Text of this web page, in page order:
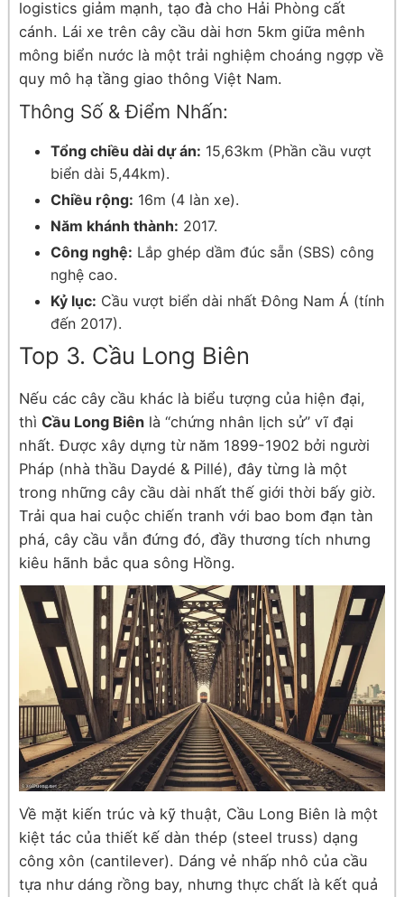
logistics giảm mạnh, tạo đà cho Hải Phòng cất
cánh. Lái xe trên cây cầu dài hơn 5km giữa mênh
mông biển nước là một trải nghiệm choáng ngợp về
quy mô hạ tầng giao thông Việt Nam.
Thông Số & Điểm Nhấn:
Tổng chiều dài dự án: 15,63km (Phần cầu vượt
biển dài 5,44km).
Chiều rộng: 16m (4 làn xe).
Năm khánh thành: 2017.
Công nghệ: Lắp ghép dầm đúc sẵn (SBS) công
nghệ cao.
Kỷ lục: Cầu vượt biển dài nhất Đông Nam Á (tính
đến 2017).
Top 3. Cầu Long Biên
Nếu các cây cầu khác là biểu tượng của hiện đại,
thì Cầu Long Biên là “chứng nhân lịch sử” vĩ đại
nhất. Được xây dựng từ năm 1899-1902 bởi người
Pháp (nhà thầu Daydé & Pillé), đây từng là một
trong những cây cầu dài nhất thế giới thời bấy giờ.
Trải qua hai cuộc chiến tranh với bao bom đạn tàn
phá, cây cầu vẫn đứng đó, đầy thương tích nhưng
kiêu hãnh bắc qua sông Hồng.
Về mặt kiến trúc và kỹ thuật, Cầu Long Biên là một
kiệt tác của thiết kế dàn thép (steel truss) dạng
công xôn (cantilever). Dáng vẻ nhấp nhô của cầu
tựa như dáng rồng bay, nhưng thực chất là kết quả